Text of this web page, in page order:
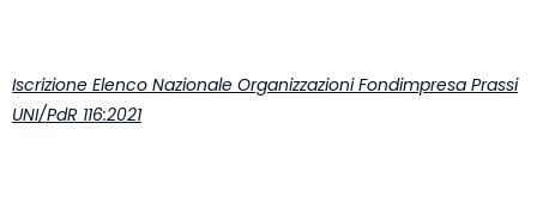
Iscrizione Elenco Nazionale Organizzazioni Fondimpresa Prassi
UNI/PdR 116:2021